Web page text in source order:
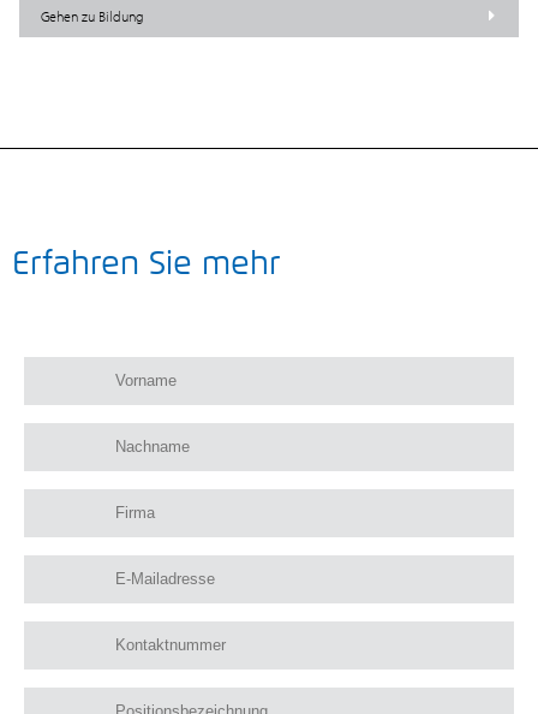
Gehen zu Bildung
Erfahren Sie mehr